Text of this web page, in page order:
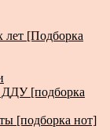
лет [Подборка
ДДУ [подборка
[подборка нот]